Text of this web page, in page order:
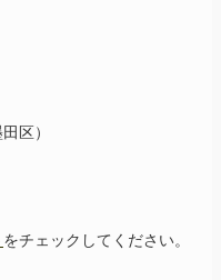
区）
をチェックしてください。